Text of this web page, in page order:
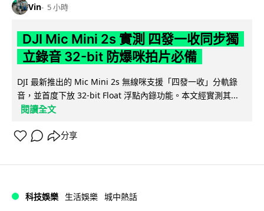
Vin 5 小時
DJI Mic Mini 2s 實測 四發一收同步獨
立錄音 32-bit 防爆咪拍片必備
DJI 最新推出的 Mic Mini 2s 無線咪支援「四發一收」分軌錄
音，並首度下放 32-bit Float 浮點內錄功能。本文經實測其...
閱讀全文
分享
科技娛樂 生活娛樂 城中熱話